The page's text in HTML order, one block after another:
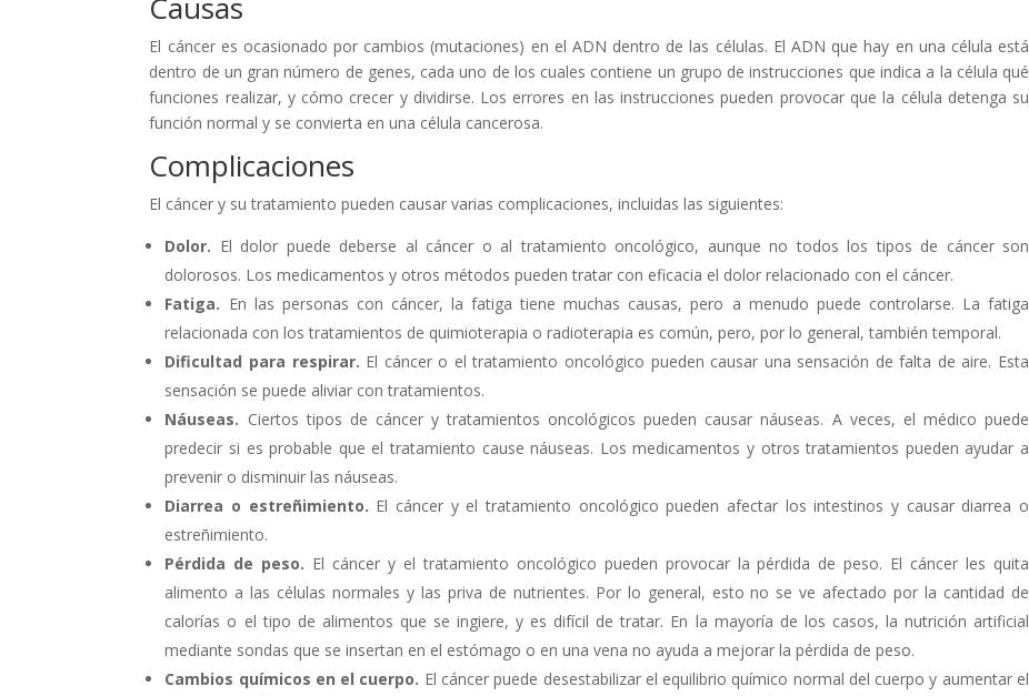
Causas
El cáncer es ocasionado por cambios (mutaciones) en el ADN dentro de las células. El ADN que hay en una célula está
dentro de un gran número de genes, cada uno de los cuales contiene un grupo de instrucciones que indica a la célula qué
funciones realizar, y cómo crecer y dividirse. Los errores en las instrucciones pueden provocar que la célula detenga su
función normal y se convierta en una célula cancerosa.
Complicaciones
El cáncer y su tratamiento pueden causar varias complicaciones, incluidas las siguientes:
Dolor. El dolor puede deberse al cáncer o al tratamiento oncológico, aunque no todos los tipos de cáncer son
dolorosos. Los medicamentos y otros métodos pueden tratar con eficacia el dolor relacionado con el cáncer.
Fatiga. En las personas con cáncer, la fatiga tiene muchas causas, pero a menudo puede controlarse. La fatiga
relacionada con los tratamientos de quimioterapia o radioterapia es común, pero, por lo general, también temporal.
Dificultad para respirar. El cáncer o el tratamiento oncológico pueden causar una sensación de falta de aire. Esta
sensación se puede aliviar con tratamientos.
Náuseas. Ciertos tipos de cáncer y tratamientos oncológicos pueden causar náuseas. A veces, el médico puede
predecir si es probable que el tratamiento cause náuseas. Los medicamentos y otros tratamientos pueden ayudar a
prevenir o disminuir las náuseas.
Diarrea o estreñimiento. El cáncer y el tratamiento oncológico pueden afectar los intestinos y causar diarrea o
estreñimiento.
Pérdida de peso. El cáncer y el tratamiento oncológico pueden provocar la pérdida de peso. El cáncer les quita
alimento a las células normales y las priva de nutrientes. Por lo general, esto no se ve afectado por la cantidad de
calorías o el tipo de alimentos que se ingiere, y es difícil de tratar. En la mayoría de los casos, la nutrición artificial
mediante sondas que se insertan en el estómago o en una vena no ayuda a mejorar la pérdida de peso.
Cambios químicos en el cuerpo. El cáncer puede desestabilizar el equilibrio químico normal del cuerpo y aumentar el